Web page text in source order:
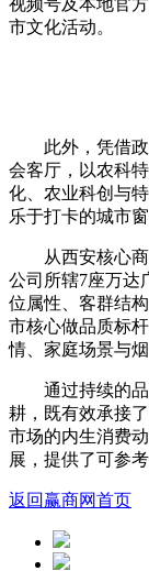
市文化活动。
此外，凭借
会客厅，以农科
化、农业科创与
乐于打卡的城市窗
从西安核心
公司所辖7座万达
位属性、客群结
市核心做品质标
情、家庭场景与烟
通过持续的
耕，既有效承接
市场的内生消费
展，提供了可参
返回赢商网首页